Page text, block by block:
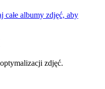
albumy zdjęć, aby
zdjęć.